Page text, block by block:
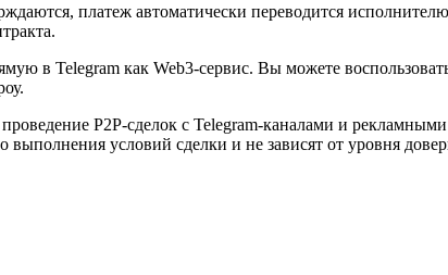
платеж автоматически переводится
в Telegram как Web3-сервис. Вы можете
P2P-сделок с Telegram-каналами и
выполнения условий сделки и не зависят от уровня